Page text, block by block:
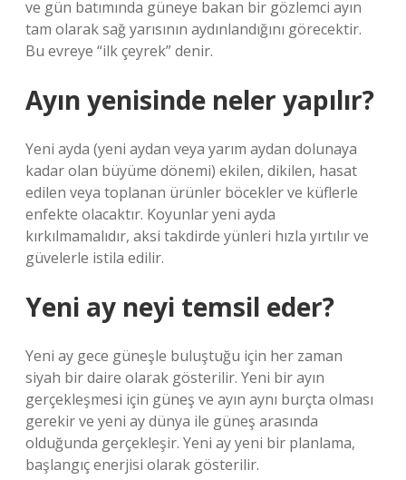
ve gün batımında güneye bakan bir gözlemci ayın
tam olarak sağ yarısının aydınlandığını görecektir.
Bu evreye “ilk çeyrek” denir.
Ayın yenisinde neler yapılır?
Yeni ayda (yeni aydan veya yarım aydan dolunaya
kadar olan büyüme dönemi) ekilen, dikilen, hasat
edilen veya toplanan ürünler böcekler ve küflerle
enfekte olacaktır. Koyunlar yeni ayda
kırkılmamalıdır, aksi takdirde yünleri hızla yırtılır ve
güvelerle istila edilir.
Yeni ay neyi temsil eder?
Yeni ay gece güneşle buluştuğu için her zaman
siyah bir daire olarak gösterilir. Yeni bir ayın
gerçekleşmesi için güneş ve ayın aynı burçta olması
gerekir ve yeni ay dünya ile güneş arasında
olduğunda gerçekleşir. Yeni ay yeni bir planlama,
başlangıç ​​enerjisi olarak gösterilir.